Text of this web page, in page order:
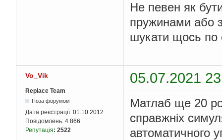
Не певен як
пружинами або
шукати щось по
Vo_Vik 05.07.2021
Replace Team
Поза форумом
Дата реєстрації: 01.10.2012
Повідомлень: 4 866
Репутація: 2522
Матлаб ще 20
справжніх
автоматичного